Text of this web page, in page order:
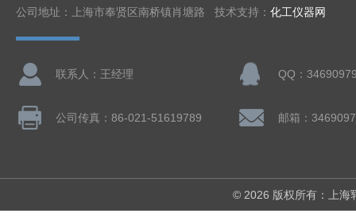
公司地址：上海市奉贤区南桥镇肖塘路 技术支持： 化工仪器网
联系人：王经理 QQ：
公司传真：86-021-51619789 邮箱：
© 2026 版权所有：上